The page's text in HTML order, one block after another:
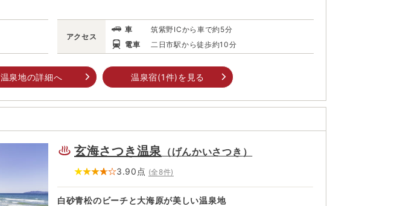
寺」もまた九州一歴史がある寺と言われている。
アクセス
車
筑紫野ICから車で約5分
電車
二日市駅から徒歩約10分
温泉地の詳細へ 温泉宿(1件)を見る
玄海さつき温泉 （げんかいさつき ）
3.90 点 (全8件)
白砂青松のビーチと大海原が美しい温泉地